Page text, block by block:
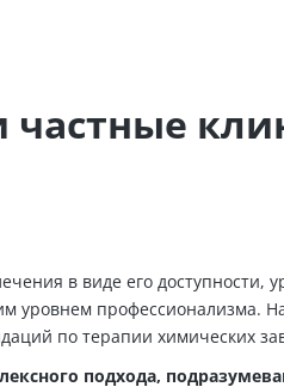
частные
в виде его доступности,
уровнем профессионализма.
по терапии химических
подхода,